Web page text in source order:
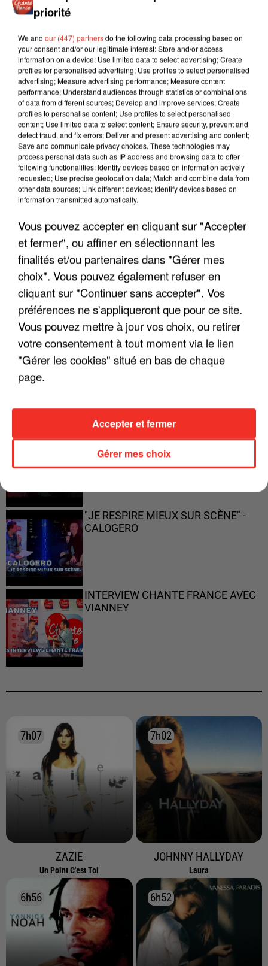
LES INTERVIEWS CHANTE
FRANCE
Voir plus
"JE SUIS À DISPOSITION DES
ENFOIRÉS"
"ON A TOUS LE TRAC"
"ON N'EST PAS DES PARENTS
PARFAITS"
"JE RESPIRE MIEUX SUR SCÈNE" -
CALOGERO
INTERVIEW CHANTE FRANCE AVEC
VIANNEY
7h07
7h07
ZAZIE
Un Point C'est Toi
7h02
7h02
JOHNNY HALLYDAY
Laura
6h56
6h56 6h52
6h52
priorité
We and our (447) partnersdo the following data processing based on
your consent and/or our legitimate interest: Store and/or access
information on a device; Use limited data to select advertising; Create
profiles for personalised advertising; Use profiles to select personalised
advertising; Measure advertising performance; Measure content
performance; Understand audiences through statistics or combinations
of data from different sources; Develop and improve services; Create
profiles to personalise content; Use profiles to select personalised
content; Use limited data to select content; Ensure security, prevent and
detect fraud, and fix errors; Deliver and present advertising and content;
Save and communicate privacy choices. These technologies may
process personal data such as IP address and browsing data to offer
following functionalities: Identify devices based on information actively
requested; Use precise geolocation data; Match and combine data from
other data sources; Link different devices; Identify devices based on
information transmitted automatically.
Vous pouvez accepter en cliquant sur "Accepter
et fermer", ou affiner en sélectionnant les
finalités et/ou partenaires dans "Gérer mes
choix". Vous pouvez également refuser en
cliquant sur "Continuer sans accepter". Vos
préférences ne s'appliqueront que pour ce site.
Vous pouvez mettre à jour vos choix, ou retirer
votre consentement à tout moment via le lien
"Gérer les cookies" situé en bas de chaque
page.
Gérer mes choix
Accepter et fermer